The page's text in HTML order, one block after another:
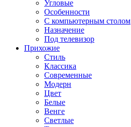
Угловые
Особенности
С компьютерным столом
Назначение
Под телевизор
Прихожие
Стиль
Классика
Современные
Модерн
Цвет
Белые
Венге
Светлые